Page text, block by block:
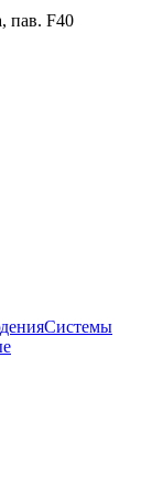
пав. F40
Системы